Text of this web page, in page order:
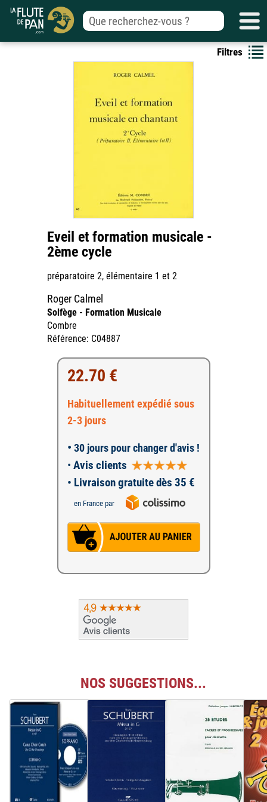
Filtres
Eveil et formation musicale -
2ème cycle
préparatoire 2, élémentaire 1 et 2
Roger Calmel
Solfège - Formation Musicale
Combre
Référence: C04887
22.70 €
Habituellement expédié sous
2-3 jours
• 30 jours pour changer d'avis !
• Avis clients
• Livraison gratuite dès 35 €
en France par
NOS SUGGESTIONS...